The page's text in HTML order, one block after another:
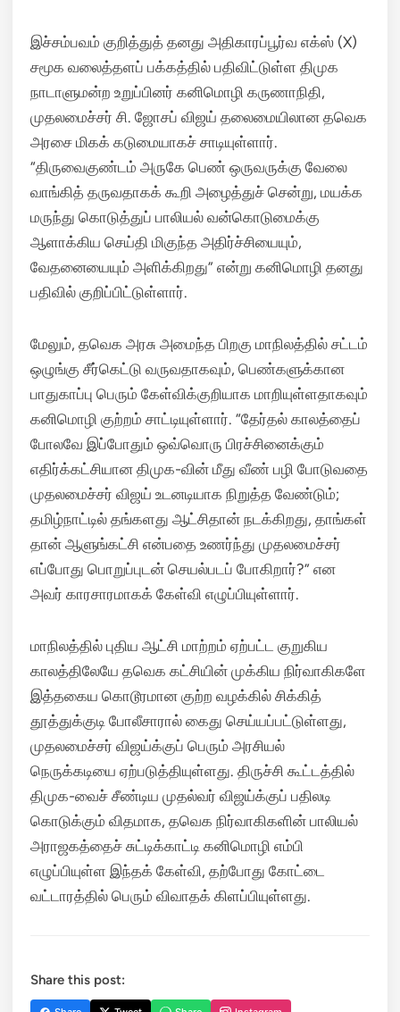
இச்சம்பவம் குறித்துத் தனது அதிகாரப்பூர்வ எக்ஸ் (X)
சமூக வலைத்தளப் பக்கத்தில் பதிவிட்டுள்ள திமுக
நாடாளுமன்ற உறுப்பினர் கனிமொழி கருணாநிதி,
முதலமைச்சர் சி. ஜோசப் விஜய் தலைமையிலான தவெக
அரசை மிகக் கடுமையாகச் சாடியுள்ளார்.
“திருவைகுண்டம் அருகே பெண் ஒருவருக்கு வேலை
வாங்கித் தருவதாகக் கூறி அழைத்துச் சென்று, மயக்க
மருந்து கொடுத்துப் பாலியல் வன்கொடுமைக்கு
ஆளாக்கிய செய்தி மிகுந்த அதிர்ச்சியையும்,
வேதனையையும் அளிக்கிறது” என்று கனிமொழி தனது
பதிவில் குறிப்பிட்டுள்ளார்.
மேலும், தவெக அரசு அமைந்த பிறகு மாநிலத்தில் சட்டம்
ஒழுங்கு சீர்கெட்டு வருவதாகவும், பெண்களுக்கான
பாதுகாப்பு பெரும் கேள்விக்குறியாக மாறியுள்ளதாகவும்
கனிமொழி குற்றம் சாட்டியுள்ளார். “தேர்தல் காலத்தைப்
போலவே இப்போதும் ஒவ்வொரு பிரச்சினைக்கும்
எதிர்க்கட்சியான திமுக-வின் மீது வீண் பழி போடுவதை
முதலமைச்சர் விஜய் உடனடியாக நிறுத்த வேண்டும்;
தமிழ்நாட்டில் தங்களது ஆட்சிதான் நடக்கிறது, தாங்கள்
தான் ஆளுங்கட்சி என்பதை உணர்ந்து முதலமைச்சர்
எப்போது பொறுப்புடன் செயல்படப் போகிறார்?” என
அவர் காரசாரமாகக் கேள்வி எழுப்பியுள்ளார்.
மாநிலத்தில் புதிய ஆட்சி மாற்றம் ஏற்பட்ட குறுகிய
காலத்திலேயே தவெக கட்சியின் முக்கிய நிர்வாகிகளே
இத்தகைய கொடூரமான குற்ற வழக்கில் சிக்கித்
தூத்துக்குடி போலீசாரால் கைது செய்யப்பட்டுள்ளது,
முதலமைச்சர் விஜய்க்குப் பெரும் அரசியல்
நெருக்கடியை ஏற்படுத்தியுள்ளது. திருச்சி கூட்டத்தில்
திமுக-வைச் சீண்டிய முதல்வர் விஜய்க்குப் பதிலடி
கொடுக்கும் விதமாக, தவெக நிர்வாகிகளின் பாலியல்
அராஜகத்தைச் சுட்டிக்காட்டி கனிமொழி எம்பி
எழுப்பியுள்ள இந்தக் கேள்வி, தற்போது கோட்டை
வட்டாரத்தில் பெரும் விவாதக் கிளப்பியுள்ளது.
Share this post: